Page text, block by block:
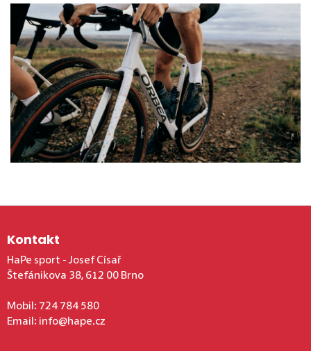
Kontakt
HaPe sport - Josef Císař
Štefánikova 38, 612 00 Brno
Mobil: 724 784 580
Email: info@hape.cz